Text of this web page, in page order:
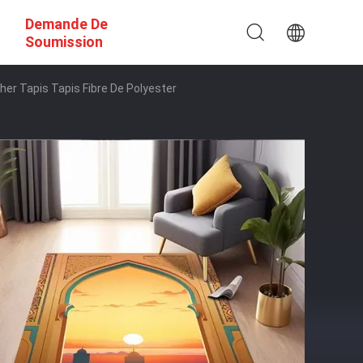
Demande De
Soumission
Tapis Tapis Fibre De Polyester